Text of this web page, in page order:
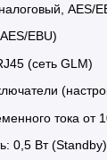
AES/
EBU)
(сеть GLM)
тока от
0,5 Вт